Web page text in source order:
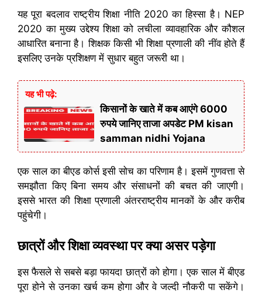
यह पूरा बदलाव राष्ट्रीय शिक्षा नीति 2020 का हिस्सा है। NEP
2020 का मुख्य उद्देश्य शिक्षा को लचीला व्यावहारिक और कौशल
आधारित बनाना है। शिक्षक किसी भी शिक्षा प्रणाली की नींव होते हैं
इसलिए उनके प्रशिक्षण में सुधार बहुत जरूरी था।
यह भी पढ़े:
किसानों के खाते में कब आएंगे 6000
रुपये जानिए ताजा अपडेट PM kisan
samman nidhi Yojana
एक साल का बीएड कोर्स इसी सोच का परिणाम है। इसमें गुणवत्ता से
समझौता किए बिना समय और संसाधनों की बचत की जाएगी।
इससे भारत की शिक्षा प्रणाली अंतरराष्ट्रीय मानकों के और करीब
पहुंचेगी।
छात्रों और शिक्षा व्यवस्था पर क्या असर पड़ेगा
इस फैसले से सबसे बड़ा फायदा छात्रों को होगा। एक साल में बीएड
पूरा होने से उनका खर्च कम होगा और वे जल्दी नौकरी पा सकेंगे।